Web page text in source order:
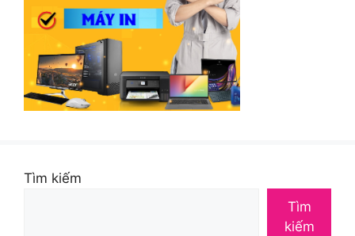
Tìm kiếm
Tìm
kiếm